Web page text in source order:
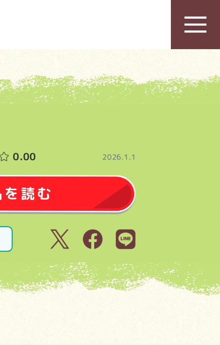
0.00 2026.1.1